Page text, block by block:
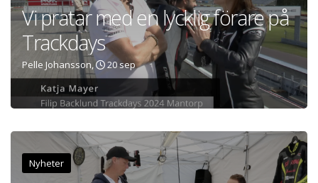
Vi pratar med en lycklig förare på
Trackdays
Pelle Johansson, 20 sep
Nyheter